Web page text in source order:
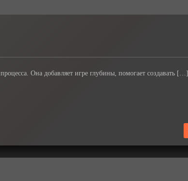
Она добавляет игре глубины, помогает создавать […]